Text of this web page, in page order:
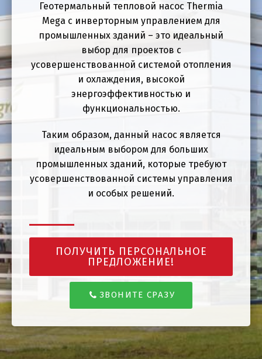
Геотермальный тепловой насос Thermia
Mega с инверторным управлением для
промышленных зданий – это идеальный
выбор для проектов с
усовершенствованной системой отопления
и охлаждения, высокой
энергоэффективностью и
функциональностью.
Таким образом, данный насос является
идеальным выбором для больших
промышленных зданий, которые требуют
усовершенствованной системы управления
и особых решений.
ПОЛУЧИТЬ ПЕРСОНАЛЬНОЕ
ПРЕДЛОЖЕНИЕ!
ЗВОНИТЕ СРАЗУ